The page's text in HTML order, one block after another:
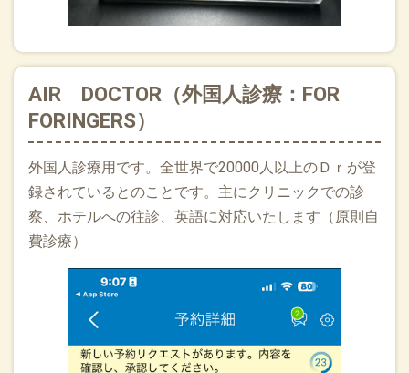
今日はAIR DOCTORから予約が入りました。４４歳の男性胃
（イオン薬局さんいつもありがとうございます！）とか準備
をしていたらキャンセルになってました。急病診療所に行か
れたのかなーきになりながらクリニックにいます
2026.02.02
2月になりました、2月の標語は”SAFELY-ご安全に-”路面はま
だまだ凍結や雪のため注意が必要です。患者様、職員みな安
全を考えて仕事にあたります。
青森で本人の意向を尊重した意思決定のための相談員研修会
のファシリテータ参加させていただきました。すごい雪の中
30名弱が来られなくなるという状況でしたが新町ビルで熱い
身に着けておられました。帰りには熱々の東八甲田温泉によ
AIR DOCTOR（外国人診療：FOR
FORINGERS）
外国人診療用です。全世界で20000人以上のＤｒが登
録されているとのことです。主にクリニックでの診
察、ホテルへの往診、英語に対応いたします（原則自
費診療）